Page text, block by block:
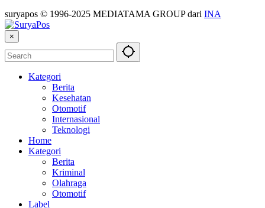
suryapos © 1996-2025 MEDIATAMA GROUP dari INA
×
Kategori
Berita
Kesehatan
Otomotif
Internasional
Teknologi
Home
Kategori
Berita
Kriminal
Olahraga
Otomotif
Label